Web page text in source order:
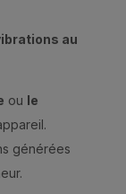
au
ou le
générées